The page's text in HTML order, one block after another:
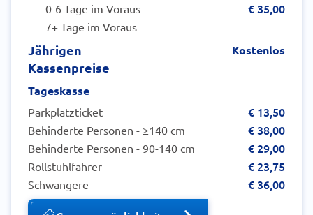
0-6 Tage im Voraus
€ 35,00
7+ Tage im Voraus
Jährigen Kostenlos
Kassenpreise
Tageskasse
Parkplatzticket € 13,50
Behinderte Personen - ≥140 cm € 38,00
Behinderte Personen - 90-140 cm € 29,00
Rollstuhlfahrer € 23,75
Schwangere € 36,00